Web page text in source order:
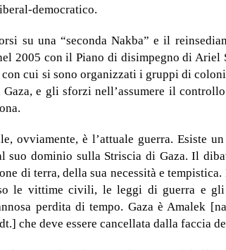
democratico.
su una “seconda Nakba” e il
2005 con il Piano di disimpegno di Ariel
cui si sono organizzati i gruppi di
e gli sforzi nell’assumere il
ovviamente, è l’attuale guerra. Esiste
suo dominio sulla Striscia di Gaza. Il
di terra, della sua necessità e
le vittime civili, le leggi di guerra e
perdita di tempo. Gaza è Amalek
che deve essere cancellata dalla faccia